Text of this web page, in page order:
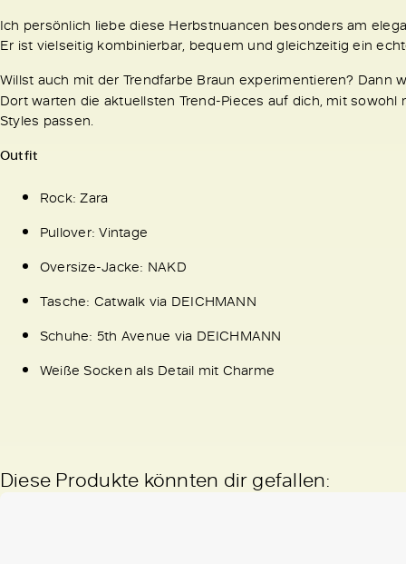
Ich persönlich liebe diese Herbstnuancen besonders am
Er ist vielseitig kombinierbar, bequem und gleichzeitig ein
Willst auch mit der Trendfarbe Braun experimentieren? Dann
Dort warten die aktuellsten Trend-Pieces auf dich, mit
Styles passen.
Outfit
Rock: Zara
Pullover: Vintage
Oversize-Jacke: NAKD
Tasche: Catwalk via DEICHMANN
Schuhe: 5th Avenue via DEICHMANN
Weiße Socken als Detail mit Charme
Diese Produkte könnten dir gefallen: